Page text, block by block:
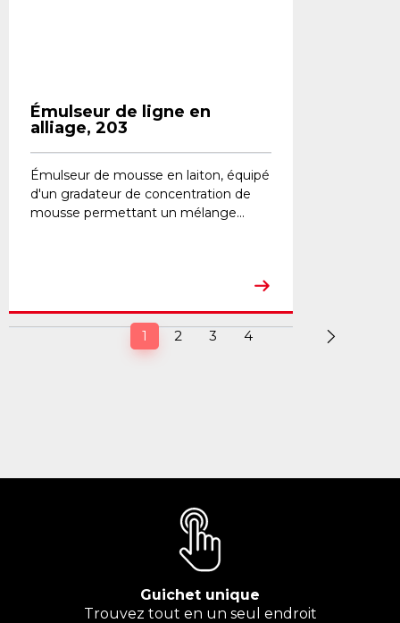
Émulseur de ligne en
alliage, 203
Émulseur de mousse en laiton, équipé
d'un gradateur de concentration de
mousse permettant un mélange...
1 (current)
2 3 4
Guichet unique
Trouvez tout en un seul endroit